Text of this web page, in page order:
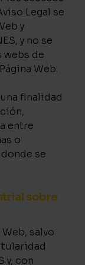
Legal se
y
y no se
webs de
Web.
finalidad
entre
o
se
sobre
salvo
y, con